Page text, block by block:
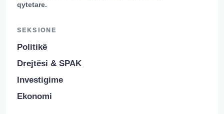
qytetare.
SEKSIONE
Politikë
Drejtësi & SPAK
Investigime
Ekonomi